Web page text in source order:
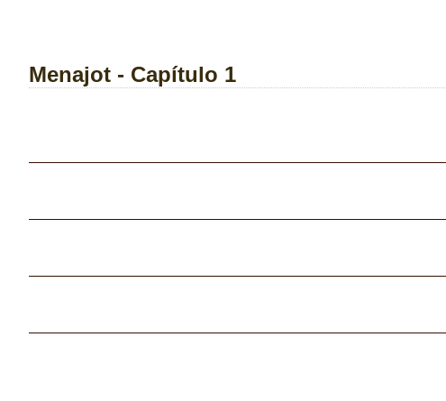
Menajot - Capítulo 1